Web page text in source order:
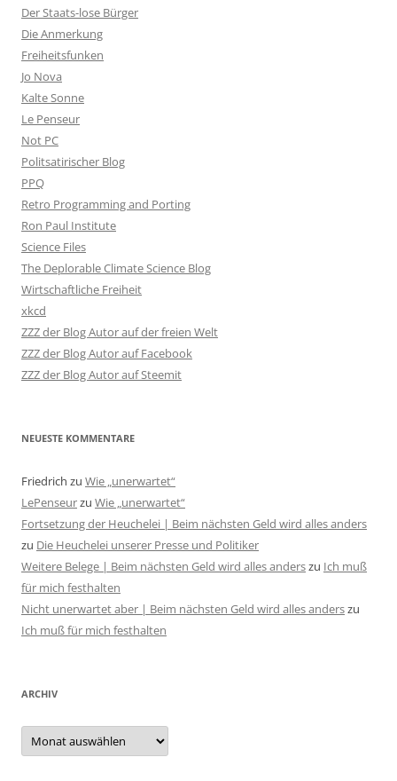
Der Staats-lose Bürger
Die Anmerkung
Freiheitsfunken
Jo Nova
Kalte Sonne
Le Penseur
Not PC
Politsatirischer Blog
PPQ
Retro Programming and Porting
Ron Paul Institute
Science Files
The Deplorable Climate Science Blog
Wirtschaftliche Freiheit
xkcd
ZZZ der Blog Autor auf der freien Welt
ZZZ der Blog Autor auf Facebook
ZZZ der Blog Autor auf Steemit
NEUESTE KOMMENTARE
Friedrich zu Wie „unerwartet“
LePenseurzu Wie „unerwartet“
Fortsetzung der Heuchelei | Beim nächsten Geld wird alles anders
zu Die Heuchelei unserer Presse und Politiker
Weitere Belege | Beim nächsten Geld wird alles anderszu Ich muß
für mich festhalten
Nicht unerwartet aber | Beim nächsten Geld wird alles anderszu
Ich muß für mich festhalten
ARCHIV
Archiv